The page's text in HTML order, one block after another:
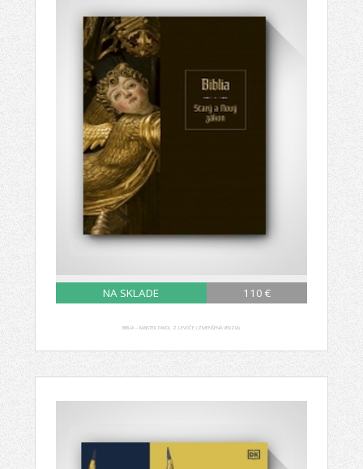
NA SKLADE 110 €
BIBLIA – MAJSTER PAVOL Z LEVOČE (ZMENŠENÁ VERZIA)